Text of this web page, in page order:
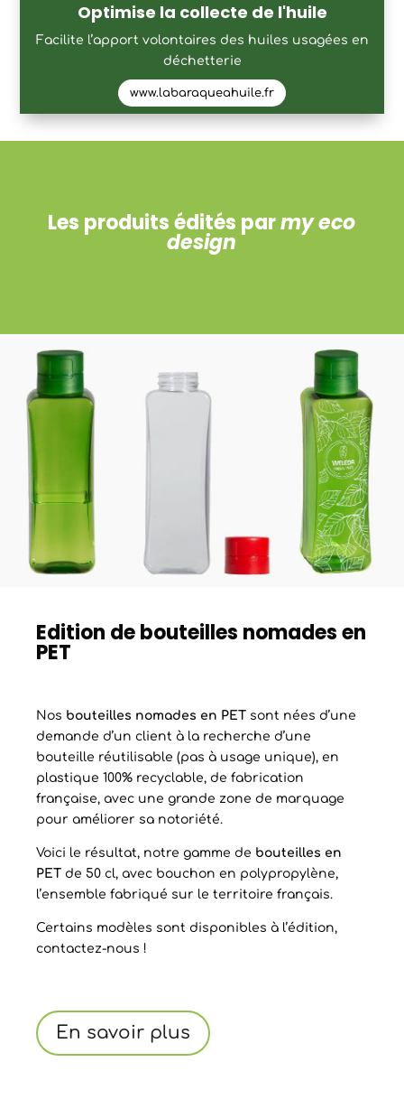
Optimise la collecte de l'huile
Facilite l’apport volontaires des huiles usagées en
déchetterie
www.labaraqueahuile.fr
Les produits édités parmy eco
design
Edition de bouteilles nomades en
PET
Nos bouteilles nomades en PET sont nées d’une
demande d’un client à la recherche d’une
bouteille réutilisable (pas à usage unique), en
plastique 100% recyclable, de fabrication
française, avec une grande zone de marquage
pour améliorer sa notoriété.
Voici le résultat, notre gamme de bouteilles en
PET de 50 cl, avec bouchon en polypropylène,
l’ensemble fabriqué sur le territoire français.
Certains modèles sont disponibles à l’édition,
contactez-nous !
En savoir plus